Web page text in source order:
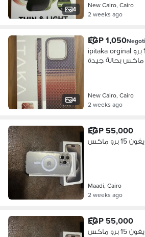
4
New Cairo, Cairo
2 weeks ago
4
EGP 1,050
ipitaka orginal كوفر ايفون 15 برو
ماكس بحالة جيدة
New Cairo, Cairo
2 weeks ago
EGP 55,000
15 برو ماكس
Maadi, Cairo
2 weeks ago
EGP 55,000
برو ماكس